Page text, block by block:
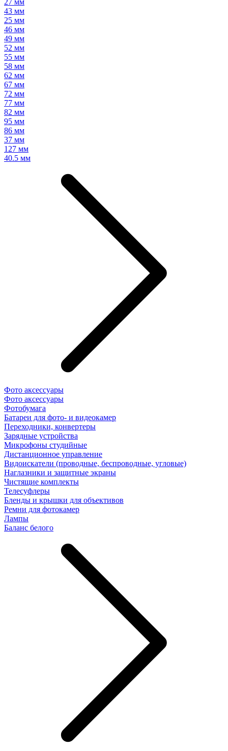
27 мм
43 мм
25 мм
46 мм
49 мм
52 мм
55 мм
58 мм
62 мм
67 мм
72 мм
77 мм
82 мм
95 мм
86 мм
37 мм
127 мм
40.5 мм
Фото аксессуары
Фото аксессуары
Фотобумага
Батареи для фото- и видеокамер
Переходники, конвертеры
Зарядные устройства
Микрофоны студийные
Дистанционное управление
Видоискатели (проводные, беспроводные, угловые)
Наглазники и защитные экраны
Чистящие комплекты
Телесуфлеры
Бленды и крышки для объективов
Ремни для фотокамер
Лампы
Баланс белого